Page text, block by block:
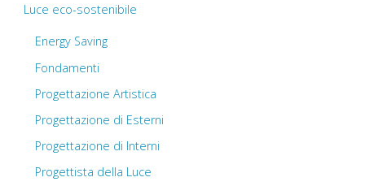
Luce eco-sostenibile
Energy Saving
Fondamenti
Progettazione Artistica
Progettazione di Esterni
Progettazione di Interni
Progettista della Luce